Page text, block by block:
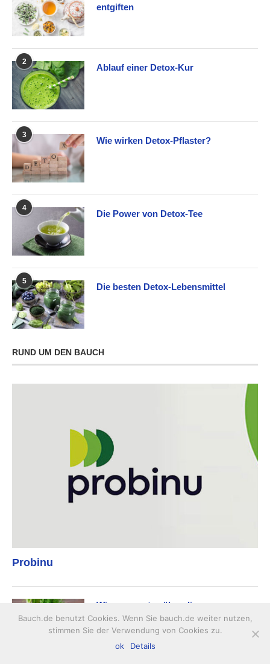
entgiften
2
Ablauf einer Detox-Kur
3
Wie wirken Detox-Pflaster?
4
Die Power von Detox-Tee
5
Die besten Detox-Lebensmittel
RUND UM DEN BAUCH
Probinu
Wissenswertes über die
Darmreinigung
Bauch.de benutzt Cookies. Wenn Sie bauch.de weiter nutzen,
stimmen Sie der Verwendung von Cookies zu.
ok
Details